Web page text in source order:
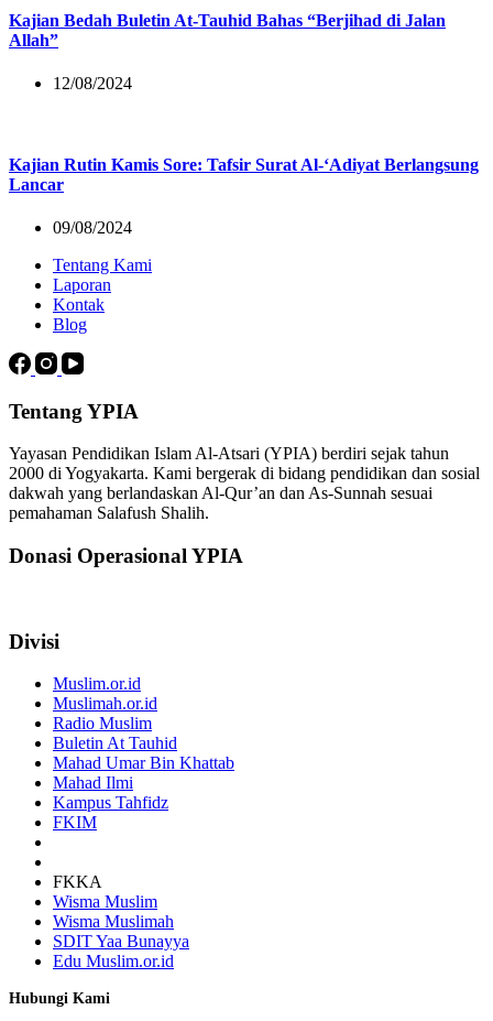
Kajian Bedah Buletin At-Tauhid Bahas “Berjihad di Jalan
Allah”
12/08/2024
Kajian Rutin Kamis Sore: Tafsir Surat Al-‘Adiyat Berlangsung
Lancar
09/08/2024
Tentang Kami
Laporan
Kontak
Blog
Tentang YPIA
Yayasan Pendidikan Islam Al-Atsari (YPIA) berdiri sejak tahun
2000 di Yogyakarta. Kami bergerak di bidang pendidikan dan sosial
dakwah yang berlandaskan Al-Qur’an dan As-Sunnah sesuai
pemahaman Salafush Shalih.
Donasi Operasional YPIA
Divisi
Muslim.or.id
Muslimah.or.id
Radio Muslim
Buletin At Tauhid
Mahad Umar Bin Khattab
Mahad Ilmi
Kampus Tahfidz
FKIM
FKKA
Wisma Muslim
Wisma Muslimah
SDIT Yaa Bunayya
Edu Muslim.or.id
Hubungi Kami